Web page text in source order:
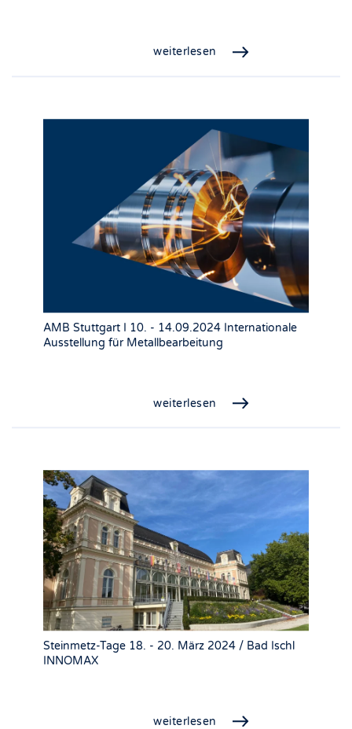
weiterlesen
AMB Stuttgart I 10. - 14.09.2024 Internationale
Ausstellung für Metallbearbeitung
weiterlesen
Steinmetz-Tage 18. - 20. März 2024 / Bad Ischl
INNOMAX
weiterlesen